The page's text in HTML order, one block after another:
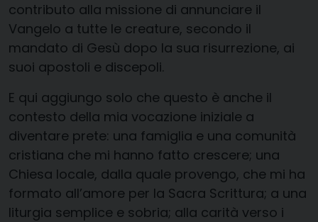
contributo alla missione di annunciare il
Vangelo a tutte le creature, secondo il
mandato di Gesù dopo la sua risurrezione, ai
suoi apostoli e discepoli.
E qui aggiungo solo che questo è anche il
contesto della mia vocazione iniziale a
diventare prete: una famiglia e una comunità
cristiana che mi hanno fatto crescere; una
Chiesa locale, dalla quale provengo, che mi ha
formato all’amore per la Sacra Scrittura; a una
liturgia semplice e sobria; alla carità verso i